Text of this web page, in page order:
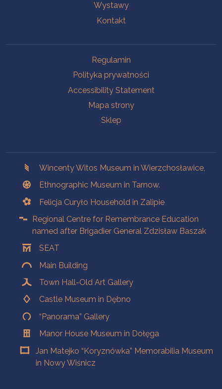
Wystawy
Kontakt
Regulamin
Polityka prywatności
Accessibility Statement
Mapa strony
Sklep
Wincenty Witos Museum in Wierzchosławice,
Ethnographic Museum in Tarnow.
Felicja Curyło Household in Zalipie
Regional Centre for Remembrance Education
named after Brigadier General Zdzisław Baszak
SEAT
Main Building
Town Hall-Old Art Gallery
Castle Museum in Dębno
“Panorama” Gallery
Manor House Museum in Dołęga
Jan Matejko “Koryznówka” Memorabilia Museum
in Nowy Wiśnicz